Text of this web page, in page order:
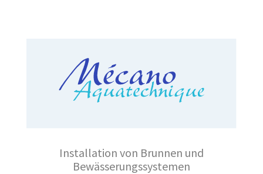
Installation von Brunnen und
Bewässerungssystemen